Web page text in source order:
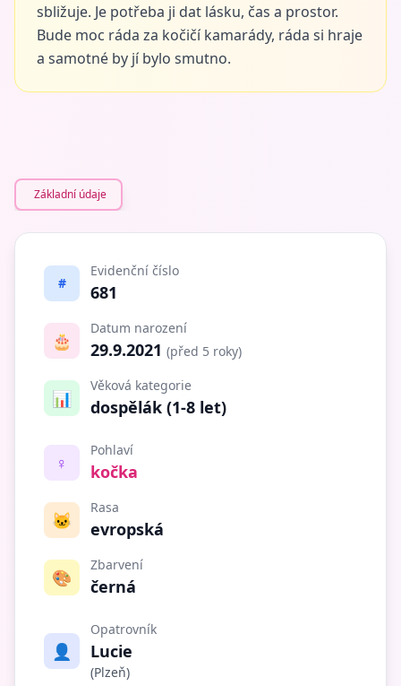
sbližuje. Je potřeba ji dat lásku, čas a prostor.
Bude moc ráda za kočičí kamarády, ráda si hraje
a samotné by jí bylo smutno.
Základní údaje
#
Evidenční číslo
681
🎂
Datum narození
29.9.2021 (před 5 roky)
📊
Věková kategorie
dospělák (1-8 let)
♀️
Pohlaví
kočka
🐱
Rasa
evropská
🎨
Zbarvení
černá
👤
Opatrovník
Lucie
(Plzeň)